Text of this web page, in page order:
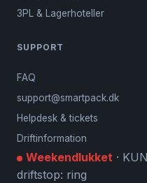
3PL & Lagerhoteller
SUPPORT
FAQ
support@smartpack.dk
Helpdesk & tickets
Driftinformation
Weekendlukket · KUN
driftstop: ring